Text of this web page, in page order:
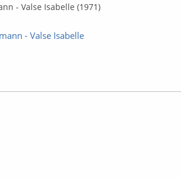
- Valse Isabelle (1971)
- Valse Isabelle